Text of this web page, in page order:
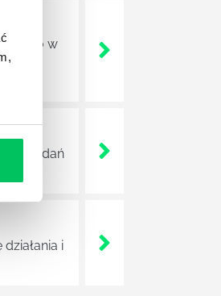
tylko w
zadań
i